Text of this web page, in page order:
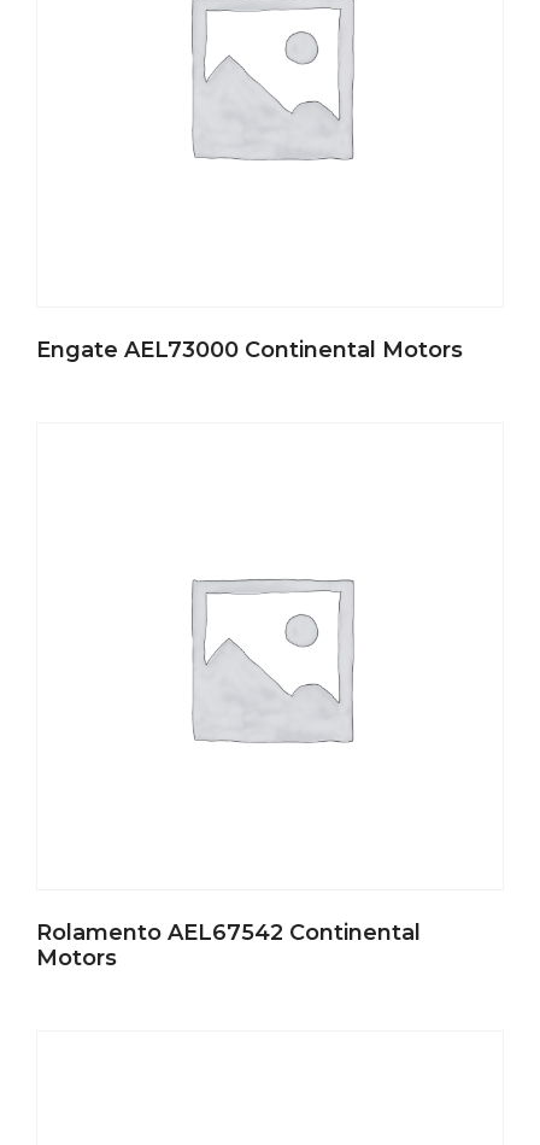
Engate AEL73000 Continental Motors
Rolamento AEL67542 Continental
Motors